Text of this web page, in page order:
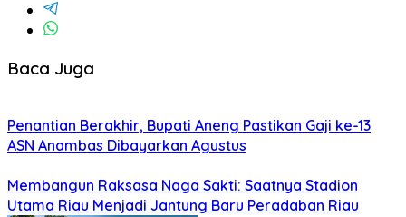
Baca Juga
Penantian Berakhir, Bupati Aneng Pastikan Gaji ke-13
ASN Anambas Dibayarkan Agustus
Membangun Raksasa Naga Sakti: Saatnya Stadion
Utama Riau Menjadi Jantung Baru Peradaban Riau